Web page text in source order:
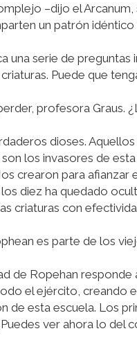
–dijo el
un patrón
una serie de
Puede que
profesora Graus.
dioses.
son los invasores de
crearon para afianzar
diez ha quedado
criaturas con
es parte de los
de Ropehan
el ejército, creando
de esta escuela. Los
ver ahora lo del